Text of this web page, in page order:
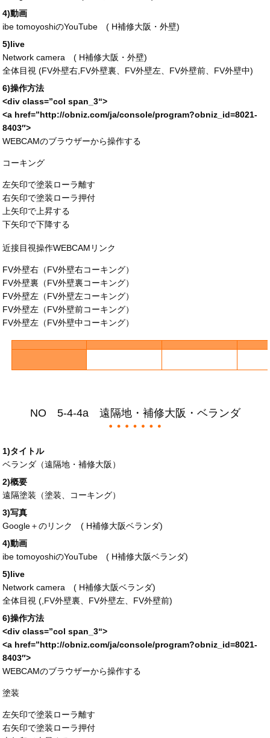
4)動画
ibe tomoyoshiのYouTube ( H補修大阪・外壁)
5)live
Network camera ( H補修大阪・外壁)
全体目視 (FV外壁右,FV外壁裏、FV外壁左、FV外壁前、FV外壁中)
6)操作方法
<div class=”col span_3“>
<a href=”http://obniz.com/ja/console/program?obniz_id=8021-
8403″>
WEBCAMのブラウザーから操作する
コーキング
左矢印で塗装ローラ離す
右矢印で塗装ローラ押付
上矢印で上昇する
下矢印で下降する
近接目視操作WEBCAMリンク
FV外壁右（FV外壁右コーキング）
FV外壁裏（FV外壁裏コーキング）
FV外壁左（FV外壁左コーキング）
FV外壁左（FV外壁前コーキング）
FV外壁左（FV外壁中コーキング）
NO 5-4-4a 遠隔地・補修大阪・ベランダ
1)タイトル
ベランダ（遠隔地・補修大阪）
2)概要
遠隔塗装（塗装、コーキング）
3)写真
Google＋のリンク ( H補修大阪ベランダ)
4)動画
ibe tomoyoshiのYouTube ( H補修大阪ベランダ)
5)live
Network camera ( H補修大阪ベランダ)
全体目視 (,FV外壁裏、FV外壁左、FV外壁前)
6)操作方法
<div class=”col span_3“>
<a href=”http://obniz.com/ja/console/program?obniz_id=8021-
8403″>
WEBCAMのブラウザーから操作する
塗装
左矢印で塗装ローラ離す
右矢印で塗装ローラ押付